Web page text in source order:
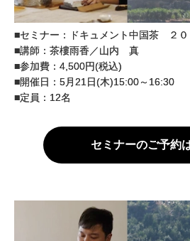
■セミナー：ドキュメント中国茶 ２０
■講師：茶樓雨香／山内 真
■参加費：4,500円(税込)
■開催日：5月21日(木)15:00～16:30
■定員：12名
セミナーのご予約